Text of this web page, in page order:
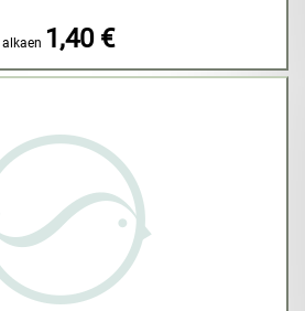
alkaen 1,40 €